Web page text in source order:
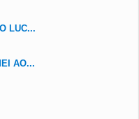
LUC...
AO...